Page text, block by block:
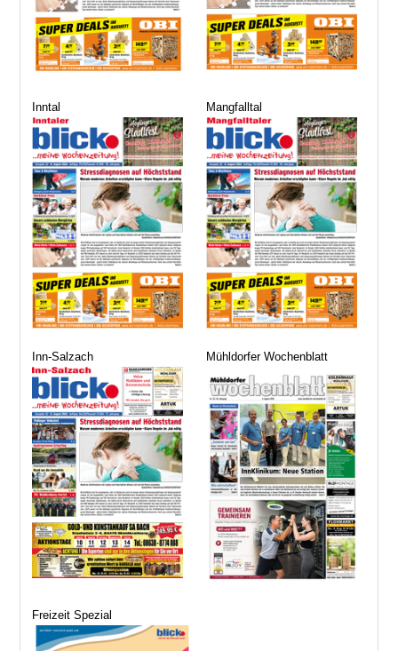
Inntal Mangfalltal
Inn-Salzach Mühldorfer Wochenblatt
Freizeit Spezial